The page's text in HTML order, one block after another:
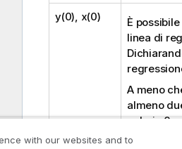
y(0), x(0) È
linea di
A meno
almeno
valoriy0e
with our websites and to